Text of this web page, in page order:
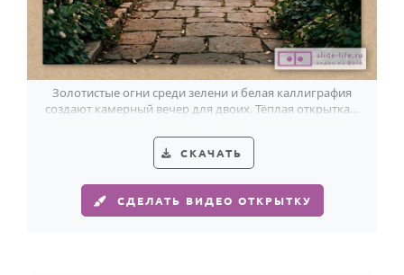
Золотистые огни среди зелени и белая каллиграфия
создают камерный вечер для двоих. Тёплая открытка к
СКАЧАТЬ
СДЕЛАТЬ ВИДЕО ОТКРЫТКУ